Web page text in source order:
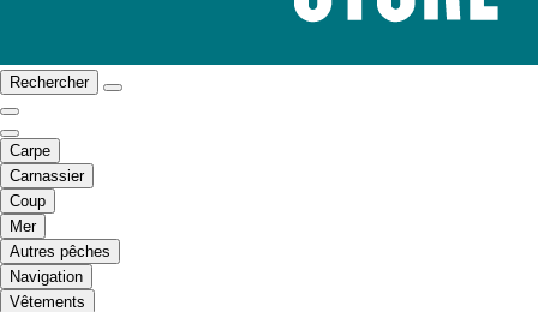
Rechercher
Carpe
Carnassier
Coup
Mer
Autres pêches
Navigation
Vêtements